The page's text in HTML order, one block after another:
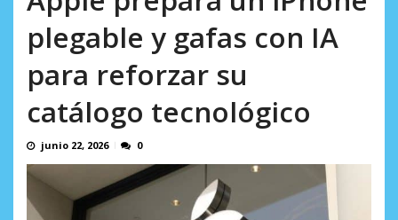
plegable y gafas con IA
para reforzar su
catálogo tecnológico
junio 22, 2026 0